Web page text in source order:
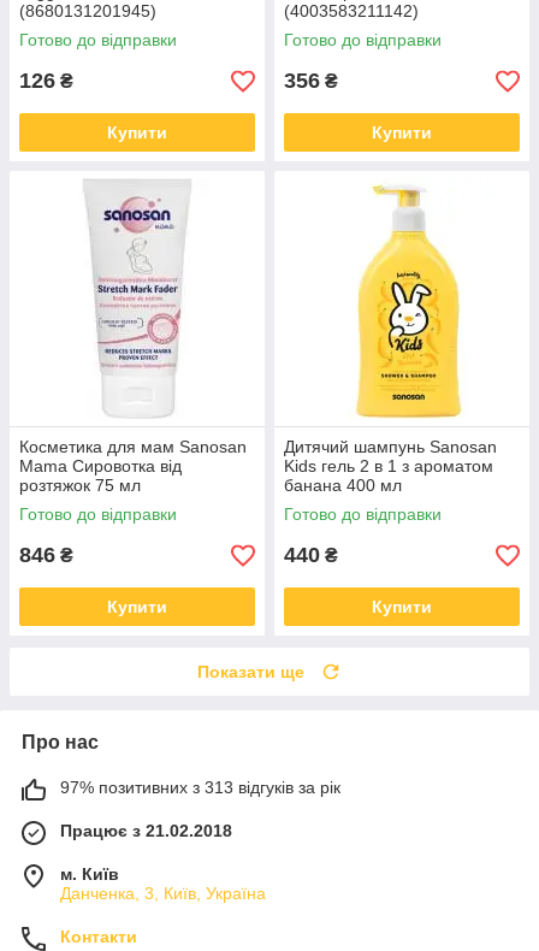
(8680131201945)
Готово до відправки
126 ₴
Купити
(4003583211142)
Готово до відправки
356 ₴
Купити
Косметика для мам Sanosan
Mama Сировотка від
розтяжок 75 мл
(4003583207275)
Готово до відправки
846 ₴
Купити
Дитячий шампунь Sanosan
Kids гель 2 в 1 з ароматом
банана 400 мл
(4003583207299)
Готово до відправки
440 ₴
Купити
Показати ще
Про нас
97% позитивних з 313 відгуків за рік
Працює з 21.02.2018
м. Київ
Данченка, 3, Київ, Україна
Контакти